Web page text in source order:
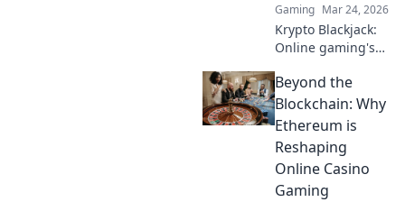
Gaming Mar 24, 2026
Krypto Blackjack:
Online gaming's
how crypto is
revolutionizing
cards. Play
bigger!
Beyond the
Blockchain: Why
Ethereum is
Reshaping
Online Casino
Gaming